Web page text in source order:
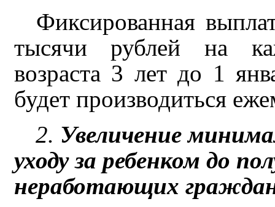
Фиксированная
тысячи рублей на
возраста 3 лет до 1
будет производиться
2. Увеличение
уходу за ребенком до
неработающих